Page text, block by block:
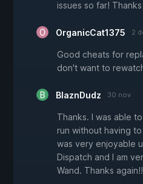
issues so far! Thanks
OrganicCat1375 2
Good cheats for
don't want to
BlaznDudz 30 nov
Thanks. I was able
run without having
was very enjoyable
Dispatch and I am
Wand. Thanks